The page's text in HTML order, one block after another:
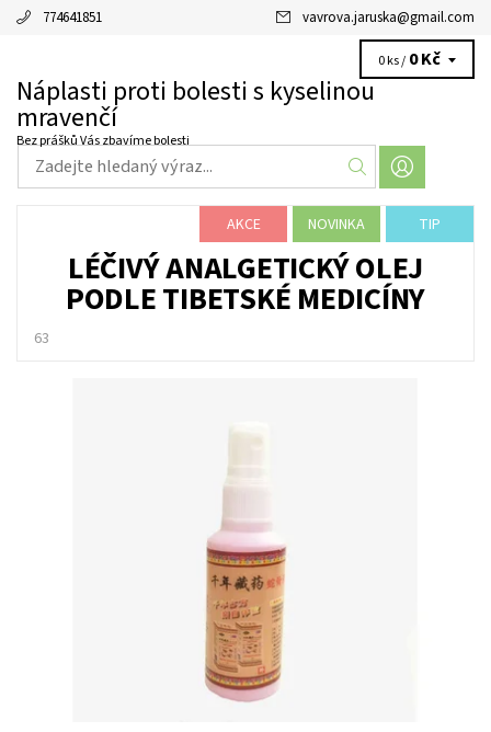
774641851 vavrova.jaruska@gmail.com
Náplasti proti bolesti s kyselinou
mravenčí
Bez prášků Vás zbavíme bolesti
0 ks / 0 Kč
AKCE NOVINKA TIP
LÉČIVÝ ANALGETICKÝ OLEJ
PODLE TIBETSKÉ MEDICÍNY
63